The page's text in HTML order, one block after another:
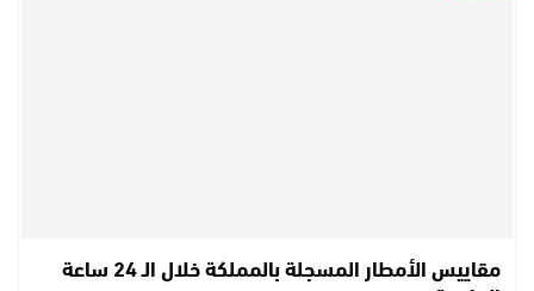
مقاييس الأمطار المسجلة بالمملكة خلال الـ 24 ساعة